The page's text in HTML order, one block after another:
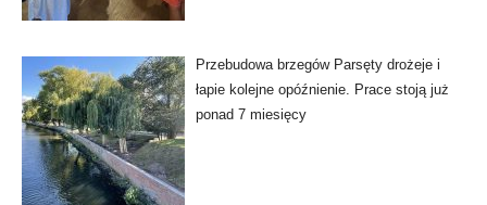
Przebudowa brzegów Parsęty drożeje i
łapie kolejne opóźnienie. Prace stoją już
ponad 7 miesięcy